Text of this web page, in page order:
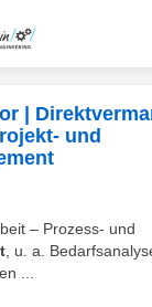
|
und
– Prozess- und
, u. a.
...